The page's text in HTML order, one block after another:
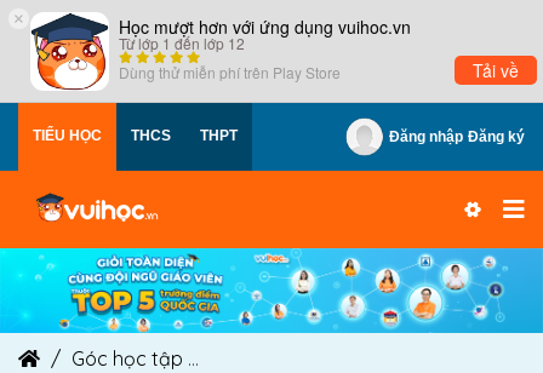
× Học mượt hơn với ứng dụng vuihoc.vn
Từ lớp 1 đến lớp 12
Dùng thử miễn phí trên Play Store Tải về
TIỂU HỌC THCS THPT Đăng nhập Đăng ký
Góc học tập